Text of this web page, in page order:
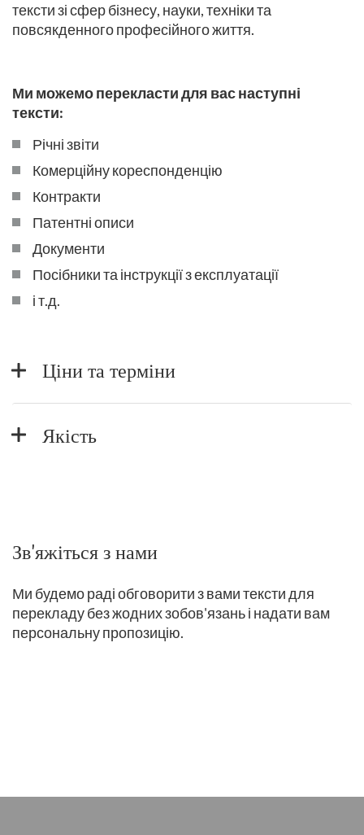
тексти зі сфер бізнесу, науки, техніки та
повсякденного професійного життя.
Ми можемо перекласти для вас наступні
тексти:
Річні звіти
Комерційну кореспонденцію
Контракти
Патентні описи
Документи
Посібники та інструкції з експлуатації
і т.д.
Ціни та терміни
Якість
Зв'яжіться з нами
Ми будемо раді обговорити з вами тексти для
перекладу без жодних зобов'язань і надати вам
персональну пропозицію.